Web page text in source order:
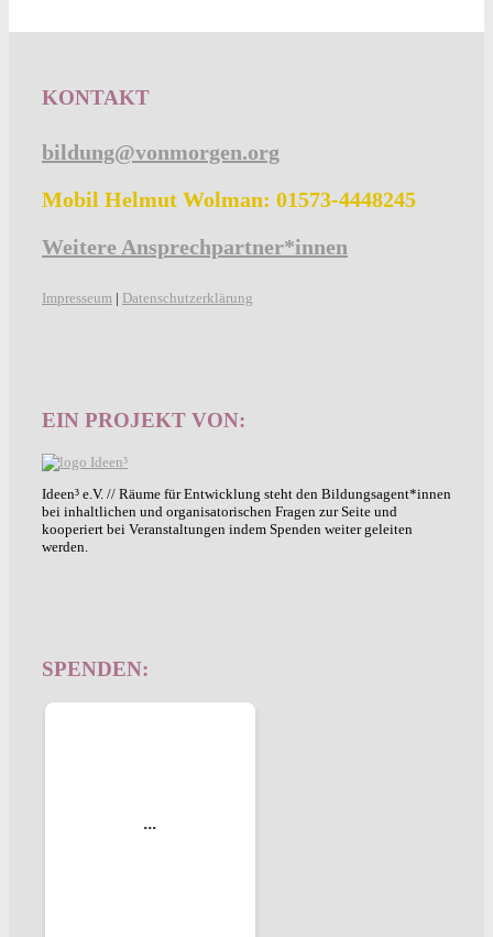
KONTAKT
bildung@vonmorgen.org
Mobil Helmut Wolman: 01573-4448245
Weitere Ansprechpartner*innen
Impresseum | Datenschutzerklärung
EIN PROJEKT VON:
Ideen³ e.V. // Räume für Entwicklung steht den Bildungsagent*innen
bei inhaltlichen und organisatorischen Fragen zur Seite und
kooperiert bei Veranstaltungen indem Spenden weiter geleiten
werden.
SPENDEN: